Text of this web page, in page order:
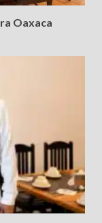
Oaxaca